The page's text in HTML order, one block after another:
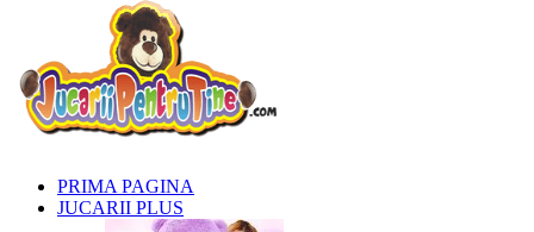
PRIMA PAGINA
JUCARII PLUS